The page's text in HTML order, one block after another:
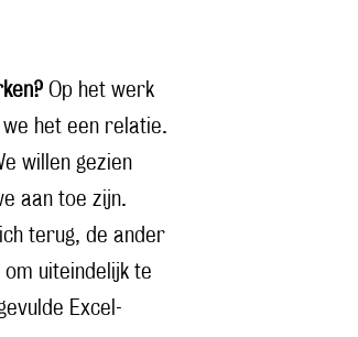
Op het werk
het een relatie.
willen gezien
aan toe zijn.
terug, de ander
uiteindelijk te
Excel-